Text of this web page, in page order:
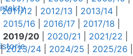
2011/12 2012/13 2013/14
2015/16 2016/17 2017/18
2019/20 2020/21 2021/22
2023/24 2024/25 2025/26